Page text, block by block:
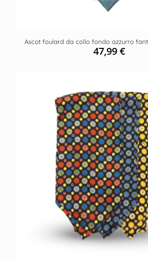
Ascot foulard da collo fondo azzurro
47,99€